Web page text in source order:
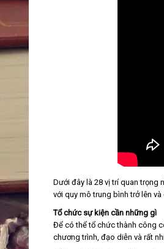
Dưới đây là 28 vị trí quan trọng
với quy mô trung bình trở lên và
Tổ chức sự kiện cần những gì
Để có thể tổ chức thành công
chương trình, đạo diễn và rất